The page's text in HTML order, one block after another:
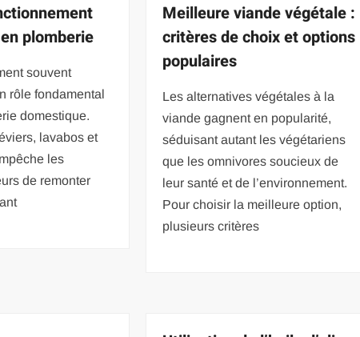
plomberie
souvent
rôle fondamental
domestique.
lavabos et
les
de remonter
Meilleure viande végétale :
critères de choix et options
populaires
Les alternatives végétales à la
viande gagnent en popularité,
séduisant autant les végétariens
que les omnivores soucieux de
leur santé et de l’environnement.
Pour choisir la meilleure option,
plusieurs critères